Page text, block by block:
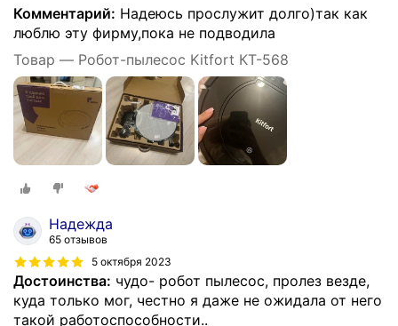
Комментарий: Надеюсь прослужит долго)так как
люблю эту фирму,пока не подводила
Товар — Робот-пылесос Kitfort КТ-568
Надежда
65 отзывов
5 октября 2023
Достоинства: чудо- робот пылесос, пролез везде,
куда только мог, честно я даже не ожидала от него
такой работоспособности..